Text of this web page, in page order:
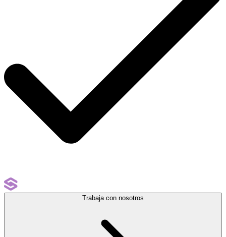
Trabaja con nosotros